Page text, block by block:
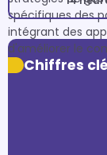
spécifiques des
intégrant des
Chiffres